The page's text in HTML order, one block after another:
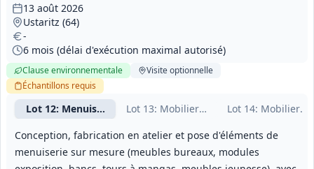
Lot 12: Menuiserie et agencement
Lot 13: Mobiliers de rayonnage
Lot 14: Mobiliers
Conception, fabrication en atelier et pose d'éléments de
menuiserie sur mesure (meubles bureaux, modules
13 août 2026
Ustaritz (64)
-
6 mois (délai d'exécution maximal autorisé)
Clause environnementale Visiteoptionnelle
Échantillons requis